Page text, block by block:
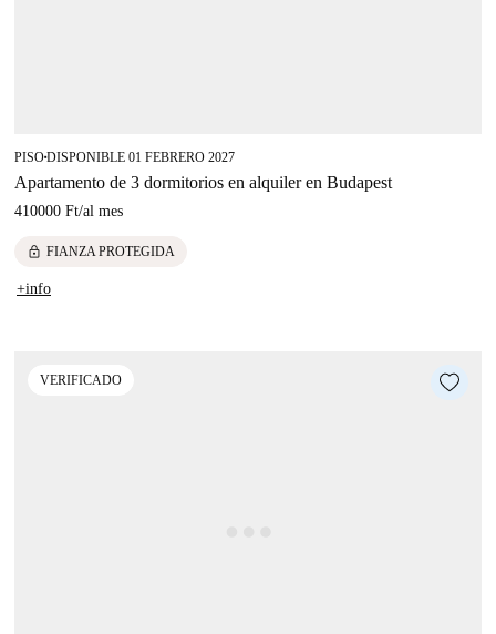
PISO■DISPONIBLE 01 FEBRERO 2027
Apartamento de 3 dormitorios en alquiler en Budapest
410000 Ft/al mes
lock FIANZA PROTEGIDA
+info
VERIFICADO